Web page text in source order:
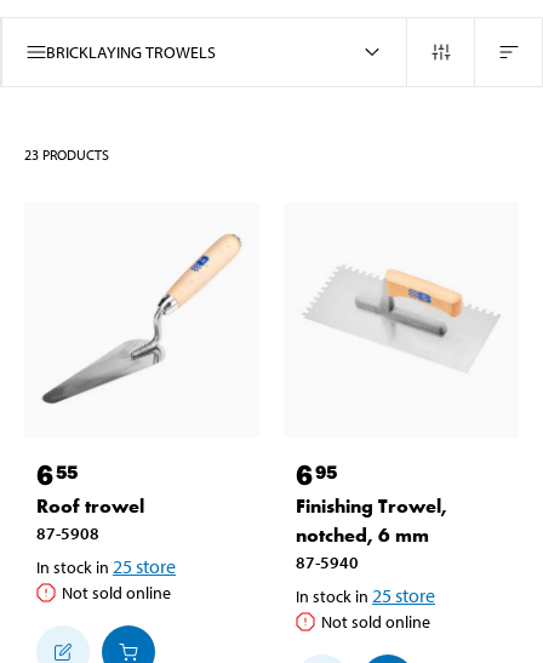
BRICKLAYING TROWELS
23 PRODUCTS
655
Roof trowel
87-5908
In stock in 25store
Not sold online
695
Finishing Trowel,
notched, 6 mm
87-5940
In stock in 25store
Not sold online